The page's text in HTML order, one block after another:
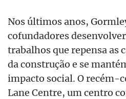
Nos últimos anos,
cofundadores
trabalhos que repensa as
da construção e se
impacto social. O recém-
Lane Centre, um centro